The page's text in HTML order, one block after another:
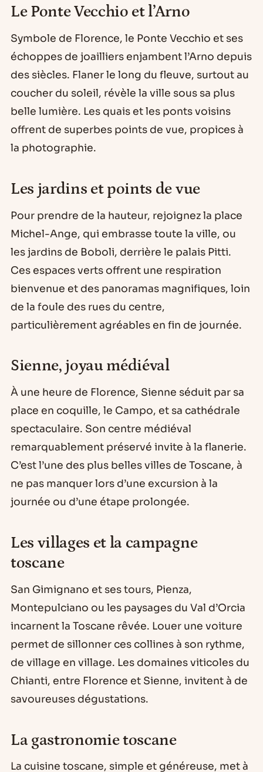
Le Ponte Vecchio et l’Arno
Symbole de Florence, le Ponte Vecchio et ses
échoppes de joailliers enjambent l’Arno depuis
des siècles. Flaner le long du fleuve, surtout au
coucher du soleil, révèle la ville sous sa plus
belle lumière. Les quais et les ponts voisins
offrent de superbes points de vue, propices à
la photographie.
Les jardins et points de vue
Pour prendre de la hauteur, rejoignez la place
Michel-Ange, qui embrasse toute la ville, ou
les jardins de Boboli, derrière le palais Pitti.
Ces espaces verts offrent une respiration
bienvenue et des panoramas magnifiques, loin
de la foule des rues du centre,
particulièrement agréables en fin de journée.
Sienne, joyau médiéval
À une heure de Florence, Sienne séduit par sa
place en coquille, le Campo, et sa cathédrale
spectaculaire. Son centre médiéval
remarquablement préservé invite à la flanerie.
C’est l’une des plus belles villes de Toscane, à
ne pas manquer lors d’une excursion à la
journée ou d’une étape prolongée.
Les villages et la campagne
toscane
San Gimignano et ses tours, Pienza,
Montepulciano ou les paysages du Val d’Orcia
incarnent la Toscane rêvée. Louer une voiture
permet de sillonner ces collines à son rythme,
de village en village. Les domaines viticoles du
Chianti, entre Florence et Sienne, invitent à de
savoureuses dégustations.
La gastronomie toscane
La cuisine toscane, simple et généreuse, met à